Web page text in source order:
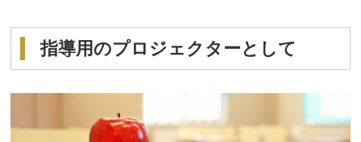
指導用のプロジェクターとして